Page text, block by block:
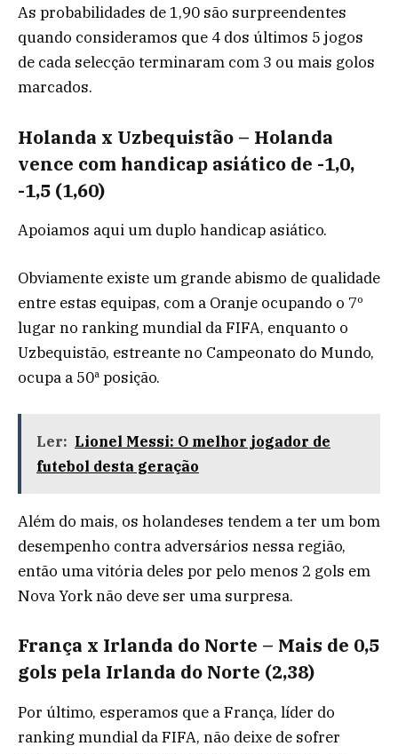
As probabilidades de 1,90 são surpreendentes
quando consideramos que 4 dos últimos 5 jogos
de cada selecção terminaram com 3 ou mais golos
marcados.
Holanda x Uzbequistão – Holanda
vence com handicap asiático de -1,0,
-1,5 (1,60)
Apoiamos aqui um duplo handicap asiático.
Obviamente existe um grande abismo de qualidade
entre estas equipas, com a Oranje ocupando o 7º
lugar no ranking mundial da FIFA, enquanto o
Uzbequistão, estreante no Campeonato do Mundo,
ocupa a 50ª posição.
Ler: Lionel Messi: O melhor jogador de
futebol desta geração
Além do mais, os holandeses tendem a ter um bom
desempenho contra adversários nessa região,
então uma vitória deles por pelo menos 2 gols em
Nova York não deve ser uma surpresa.
França x Irlanda do Norte – Mais de 0,5
gols pela Irlanda do Norte (2,38)
Por último, esperamos que a França, líder do
ranking mundial da FIFA, não deixe de sofrer